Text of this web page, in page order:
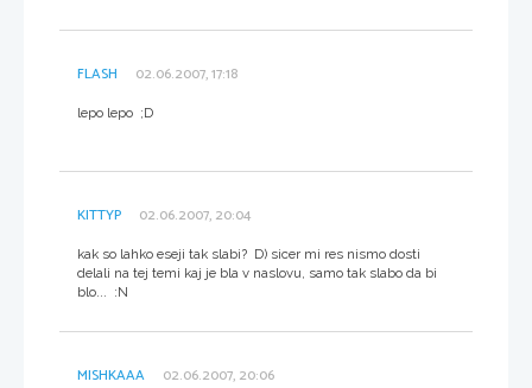
FLASH 02.06.2007, 17:18
lepo lepo ;D
KITTYP 02.06.2007, 20:04
kak so lahko eseji tak slabi? D) sicer mi res nismo dosti
delali na tej temi kaj je bla v naslovu, samo tak slabo da bi
blo... :N
MISHKAAA 02.06.2007, 20:06